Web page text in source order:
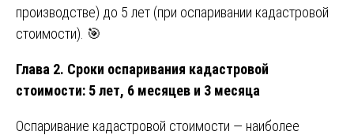
производстве) до 5 лет (при оспаривании кадастровой
стоимости). 🎯
Глава 2. Сроки оспаривания кадастровой
стоимости: 5 лет, 6 месяцев и 3 месяца
Оспаривание кадастровой стоимости — наиболее